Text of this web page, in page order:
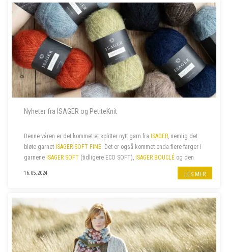
Nyheter fra ISAGER og PetiteKnit
Denne våren er det kommet et splitter nytt garn fra ISAGER, nemlig det
bløte garnet ISAGER SOFT FINE. Det er også kommet enda flere farger i
garnene ISAGER SOFT (tidligere ECO SOFT), ISAGER BOUCLÉ og den
. I tillegg har vi nylig fått...
16.05.2024 LES MER